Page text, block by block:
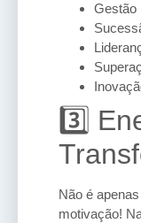
Gestão
3️⃣
Não é
motivação!